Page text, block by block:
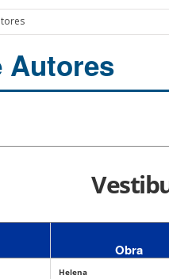
Autores
Obra
Helena